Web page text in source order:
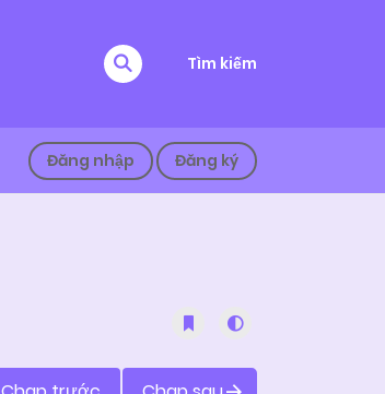
Tìm kiếm
Đăng nhập Đăng ký